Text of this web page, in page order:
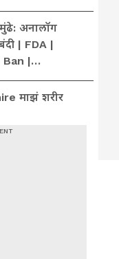
at Pune
अनालॉग
| FDA |
Ban |
|
mundhe
माझं शरीर
गुन्हाय |